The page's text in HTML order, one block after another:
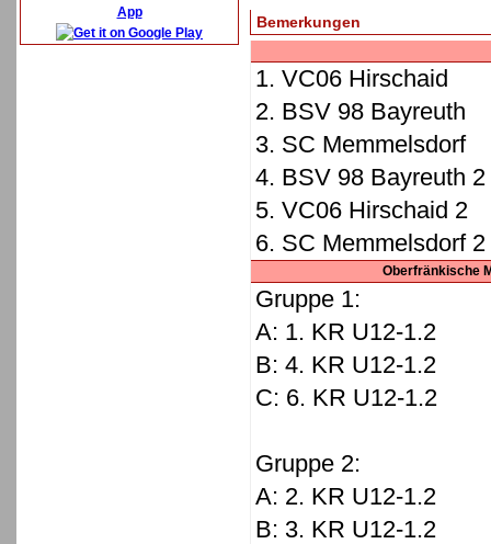
App
Bemerkungen
1. VC06 Hirschaid
2. BSV 98 Bayreuth
3. SC Memmelsdorf
4. BSV 98 Bayreuth 2
5. VC06 Hirschaid 2
6. SC Memmelsdorf 2
Oberfränkische
Gruppe 1:
A: 1. KR U12-1.2
B: 4. KR U12-1.2
C: 6. KR U12-1.2
Gruppe 2:
A: 2. KR U12-1.2
B: 3. KR U12-1.2